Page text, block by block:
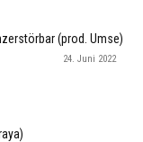
(prod. Umse)
24. Juni 2022